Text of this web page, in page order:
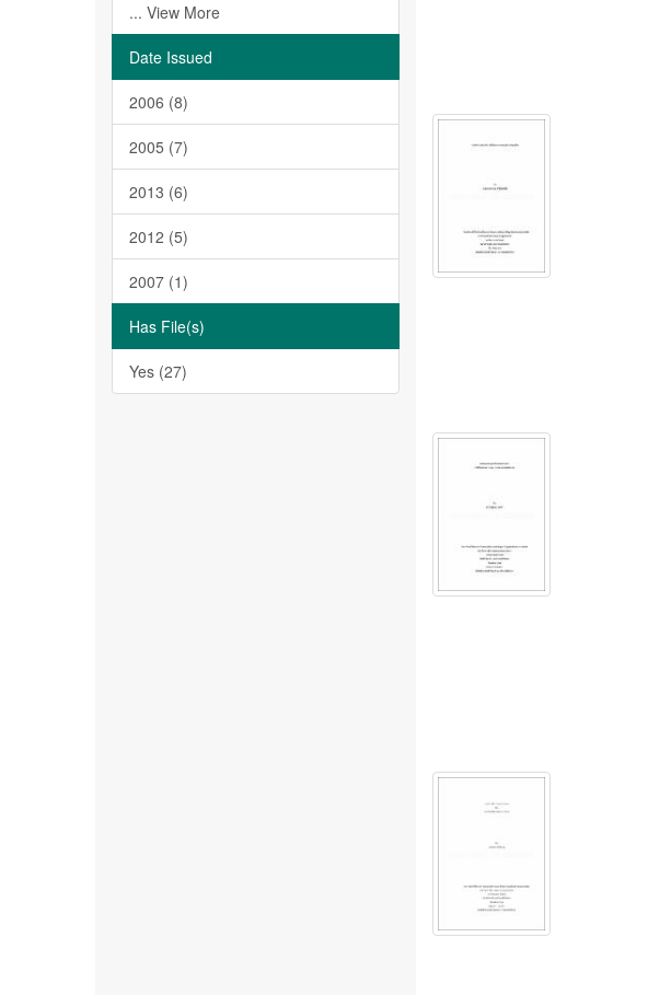
... View More
Date Issued
2006 (8)
2005 (7)
2013 (6)
2012 (5)
2007 (1)
Has File(s)
Yes (27)